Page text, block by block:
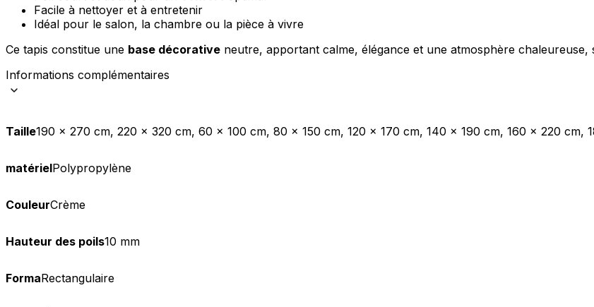
Facile à nettoyer et à entretenir
Idéal pour le salon, la chambre ou la pièce à vivre
Ce tapis constitue une base décorative neutre, apportant calme, élégance et une atmosphère chaleureuse,
Informations complémentaires
Taille190 x 270 cm, 220 x 320 cm, 60 x 100 cm, 80 x 150 cm, 120 x 170 cm, 140 x 190 cm, 160 x 220
matérielPolypropylène
CouleurCrème
Hauteur des poils10 mm
FormaRectangulaire
Statistiques
Les cookies statistiques aident les propriétaires de sites web à comprendre comment les visiteurs
rapportant des informations de manière anonyme.
engageantes pour l'utilisateur individuel et, par conséquent, plus précieuses pour les éditeurs et les